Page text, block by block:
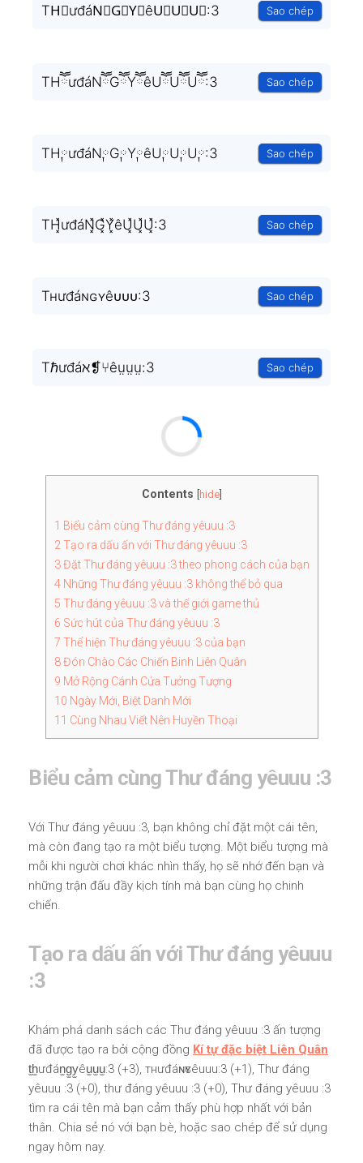
TH⃒ưđáN⃒G⃒Y⃒êU⃒U⃒U⃒:3 Sao chép
THཽưđáNཽGཽYཽêUཽUཽUཽ:3 Sao chép
TH༙ưđáN༙G༙Y༙êU༙U༙U༙:3 Sao chép
TH͓̽ưđáN͓̽G͓̽Y͓̽êU͓̽U͓̽U͓̽:3 Sao chép
Tʜưđáɴɢʏêᴜᴜᴜ:3 Sao chép
Tℏưđáℵ❡⑂êṳṳṳ:3 Sao chép
Contents hide]
1 Biểu cảm cùng Thư đáng yêuuu :3
2Tạo ra dấu ấn với Thư đáng yêuuu :3
3Đặt Thư đáng yêuuu :3 theo phong cách của bạn
4Những Thư đáng yêuuu :3 không thể bỏ qua
5 Thư đáng yêuuu :3 và thế giới game thủ
6 Sức hút của Thư đáng yêuuu :3
7 Thể hiện Thư đáng yêuuu :3 của bạn
8Đón Chào Các Chiến Binh Liên Quân
9 Mở Rộng Cánh Cửa Tưởng Tượng
10 Ngày Mới, Biệt Danh Mới
11 Cùng Nhau Viết Nên Huyền Thoại
Biểu cảm cùng Thư đáng yêuuu :3
Với Thư đáng yêuuu :3, bạn không chỉ đặt một cái tên,
mà còn đang tạo ra một biểu tượng. Một biểu tượng mà
mỗi khi người chơi khác nhìn thấy, họ sẽ nhớ đến bạn và
những trận đấu đầy kịch tính mà bạn cùng họ chinh
chiến.
Tạo ra dấu ấn với Thư đáng yêuuu
:3
Khám phá danh sách các Thư đáng yêuuu :3 ấn tượng
đã được tạo ra bởi cộng đồng Kí tự đặc biệt Liên Quân
t̫h̫ưđán̫g̫y̫êu̫u̫u̫:3 (+3), тнưđáɴԍʏêuuu:3 (+1), Thư đáng
yêuuu :3 (+0), thư đáng yêuuu :3 (+0), Thư đáng yêuuu :3
tìm ra cái tên mà bạn cảm thấy phù hợp nhất với bản
thân. Chia sẻ nó với bạn bè, hoặc sao chép để sử dụng
ngay hôm nay.